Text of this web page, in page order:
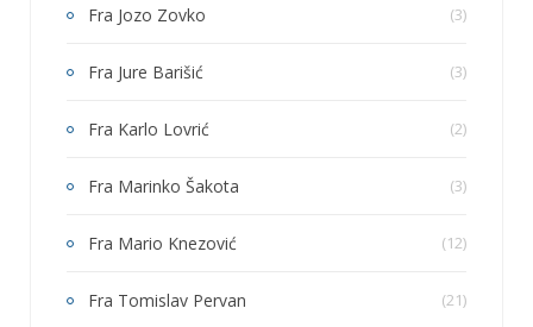
Fra Jozo Zovko (3)
Fra Jure Barišić (3)
Fra Karlo Lovrić (2)
Fra Marinko Šakota (3)
Fra Mario Knezović (12)
Fra Tomislav Pervan (21)